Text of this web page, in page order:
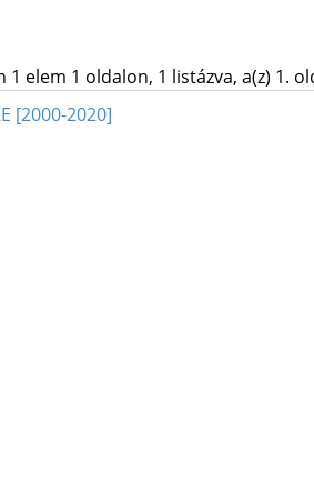
1 elem 1 oldalon, 1 listázva, a(z) 1.
[2000-2020]